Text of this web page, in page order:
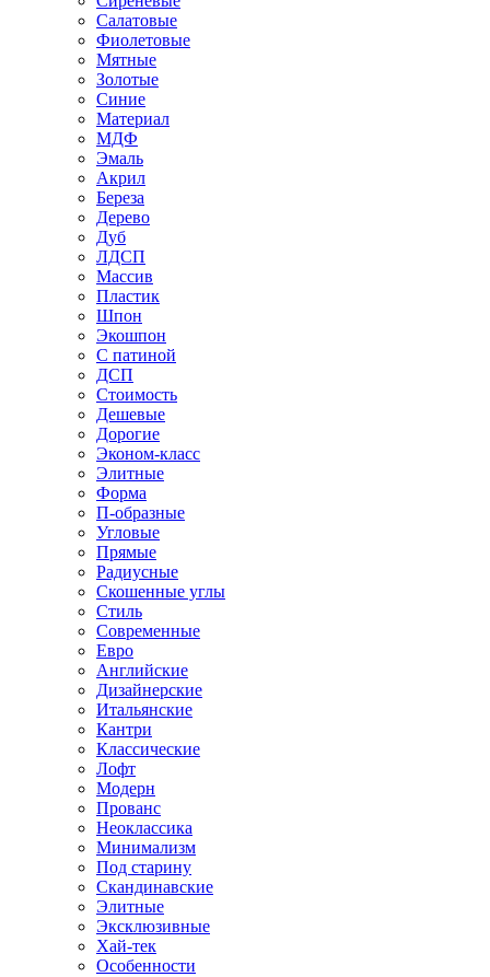
Салатовые
Фиолетовые
Мятные
Золотые
Синие
Материал
МДФ
Эмаль
Акрил
Береза
Дерево
Дуб
ЛДСП
Массив
Пластик
Шпон
Экошпон
С патиной
ДСП
Стоимость
Дешевые
Дорогие
Эконом-класс
Элитные
Форма
П-образные
Угловые
Прямые
Радиусные
Скошенные углы
Стиль
Современные
Евро
Английские
Дизайнерские
Итальянские
Кантри
Классические
Лофт
Модерн
Прованс
Неоклассика
Минимализм
Под старину
Скандинавские
Элитные
Эксклюзивные
Хай-тек
Особенности